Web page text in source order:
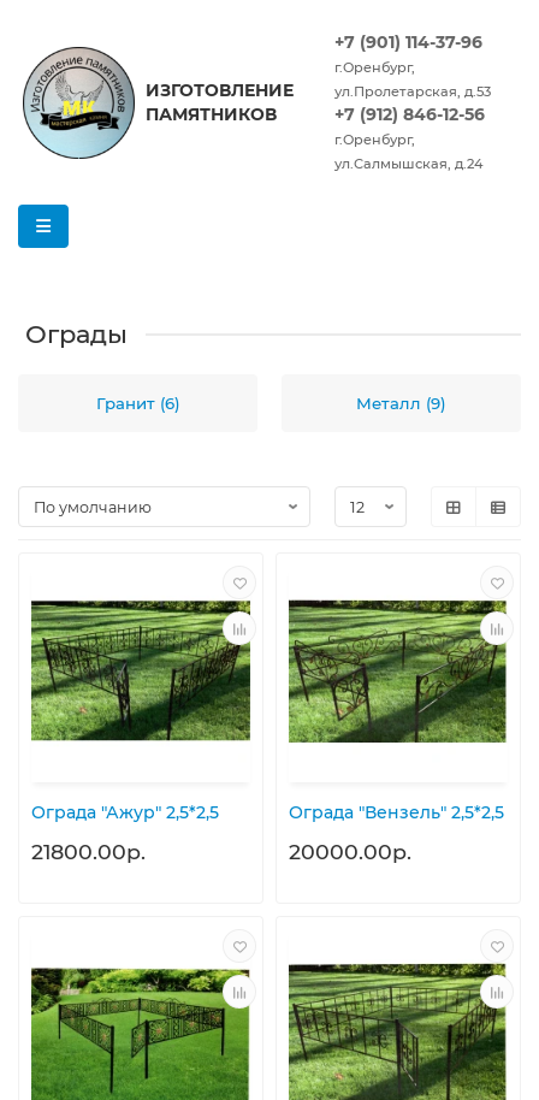
ИЗГОТОВЛЕНИЕ
ПАМЯТНИКОВ
+7 (901) 114-37-96
г.Оренбург,
ул.Пролетарская, д.53
+7 (912) 846-12-56
г.Оренбург,
ул.Салмышская, д.24
Ограды
Гранит (6) Металл (9)
Ограда "Ажур" 2,5*2,5
21800.00р.
Ограда "Вензель" 2,5*2,5
20000.00р.